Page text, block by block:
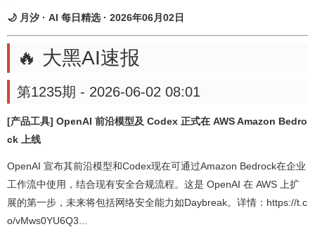
🌙 月汐 · AI 每日精选 · 2026年06月02日
🔥 大黑AI速报
第1235期 - 2026-06-02 08:01
[产品工具] OpenAI 前沿模型及 Codex 正式在 AWS Amazon Bedro
ck 上线
OpenAI 宣布其前沿模型和Codex现在可通过Amazon Bedrock在企业
工作流中使用，结合现有安全合规流程。这是 OpenAI 在 AWS 上扩
展的第一步，未来将包括网络安全能力如Daybreak。详情：https://t.c
o/vMws0YU6Q3...